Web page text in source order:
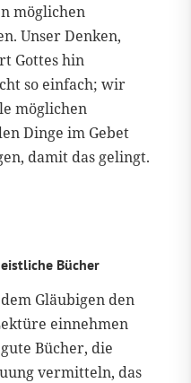
möglichen
Unser Denken,
Gottes hin
so einfach; wir
möglichen
Dinge im Gebet
damit das gelingt.
Bücher
Gläubigen den
einnehmen
Bücher, die
vermitteln, das